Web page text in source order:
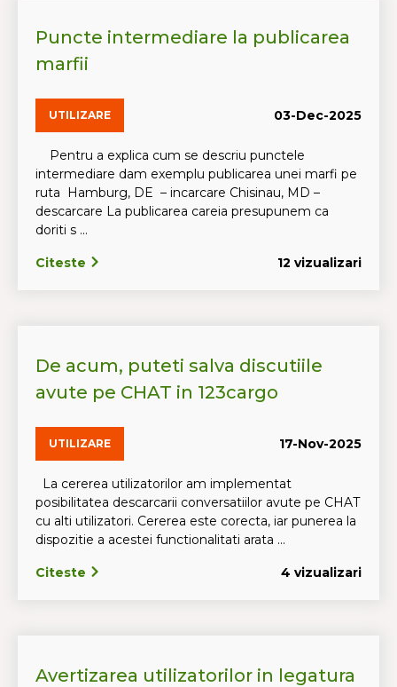
Puncte intermediare la publicarea
marfii
UTILIZARE 03-Dec-2025
Pentru a explica cum se descriu punctele
intermediare dam exemplu publicarea unei marfi pe
ruta Hamburg, DE – incarcare Chisinau, MD –
descarcare La publicarea careia presupunem ca
doriti s ...
Citeste 12 vizualizari
De acum, puteti salva discutiile
avute pe CHAT in 123cargo
UTILIZARE 17-Nov-2025
La cererea utilizatorilor am implementat
posibilitatea descarcarii conversatiilor avute pe CHAT
cu alti utilizatori. Cererea este corecta, iar punerea la
dispozitie a acestei functionalitati arata ...
Citeste 4 vizualizari
Avertizarea utilizatorilor in legatura